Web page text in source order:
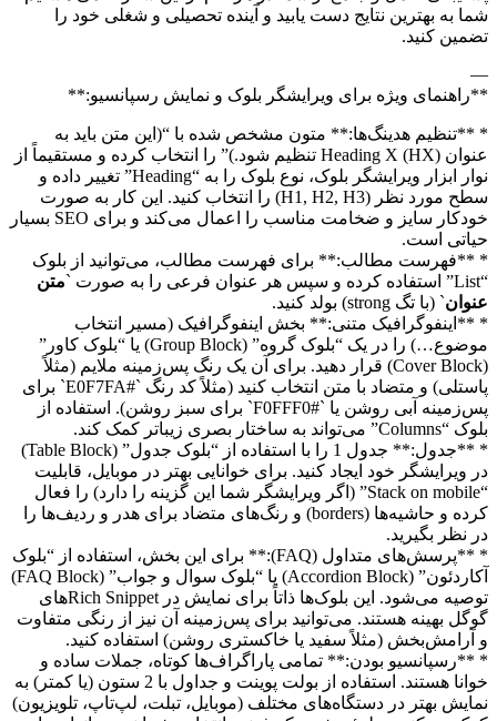
شما به بهترین نتایج دست یابید و آینده تحصیلی و شغلی خود را
تضمین کنید.
—
**راهنمای ویژه برای ویرایشگر بلوک و نمایش رسپانسیو:**
* **تنظیم هدینگ‌ها:** متون مشخص شده با “(این متن باید به
عنوان Heading X (HX) تنظیم شود.)” را انتخاب کرده و مستقیماً از
نوار ابزار ویرایشگر بلوک، نوع بلوک را به “Heading” تغییر داده و
سطح مورد نظر (H1, H2, H3) را انتخاب کنید. این کار به صورت
خودکار سایز و ضخامت مناسب را اعمال می‌کند و برای SEO بسیار
حیاتی است.
* **فهرست مطالب:** برای فهرست مطالب، می‌توانید از بلوک
“List” استفاده کرده و سپس هر عنوان فرعی را به صورت `
متن
عنوان` (با تگ strong) بولد کنید.
* **اینفوگرافیک متنی:** بخش اینفوگرافیک (مسیر انتخاب
موضوع…) را در یک “بلوک گروه” (Group Block) یا “بلوک کاور”
(Cover Block) قرار دهید. برای آن یک رنگ پس‌زمینه ملایم (مثلاً
پاستلی) و متضاد با متن انتخاب کنید (مثلاً کد رنگ `#E0F7FA` برای
پس‌زمینه آبی روشن یا `#F0FFF0` برای سبز روشن). استفاده از
بلوک “Columns” می‌تواند به ساختار بصری زیباتر کمک کند.
* **جدول:** جدول 1 را با استفاده از “بلوک جدول” (Table Block)
در ویرایشگر خود ایجاد کنید. برای خوانایی بهتر در موبایل، قابلیت
“Stack on mobile” (اگر ویرایشگر شما این گزینه را دارد) را فعال
کرده و حاشیه‌ها (borders) و رنگ‌های متضاد برای هدر و ردیف‌ها را
در نظر بگیرید.
* **پرسش‌های متداول (FAQ):** برای این بخش، استفاده از “بلوک
آکاردئون” (Accordion Block) یا “بلوک سوال و جواب” (FAQ Block)
توصیه می‌شود. این بلوک‌ها ذاتاً برای نمایش در Rich Snippetهای
گوگل بهینه هستند. می‌توانید برای پس‌زمینه آن نیز از رنگی متفاوت
و آرامش‌بخش (مثلاً سفید یا خاکستری روشن) استفاده کنید.
* **رسپانسیو بودن:** تمامی پاراگراف‌ها کوتاه، جملات ساده و
خوانا هستند. استفاده از بولت پوینت و جداول با 2 ستون (یا کمتر) به
نمایش بهتر در دستگاه‌های مختلف (موبایل، تبلت، لپ‌تاپ، تلویزیون)